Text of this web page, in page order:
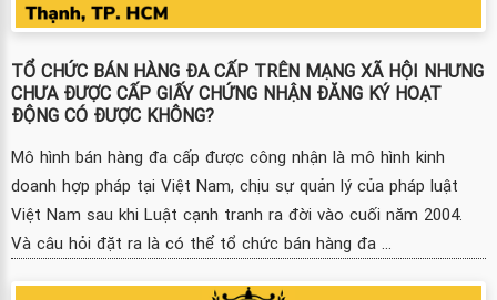
TỔ CHỨC BÁN HÀNG ĐA CẤP TRÊN MẠNG XÃ HỘI NHƯNG
CHƯA ĐƯỢC CẤP GIẤY CHỨNG NHẬN ĐĂNG KÝ HOẠT
ĐỘNG CÓ ĐƯỢC KHÔNG?
Mô hình bán hàng đa cấp được công nhận là mô hình kinh
doanh hợp pháp tại Việt Nam, chịu sự quản lý của pháp luật
Việt Nam sau khi Luật cạnh tranh ra đời vào cuối năm 2004.
Và câu hỏi đặt ra là có thể tổ chức bán hàng đa ...